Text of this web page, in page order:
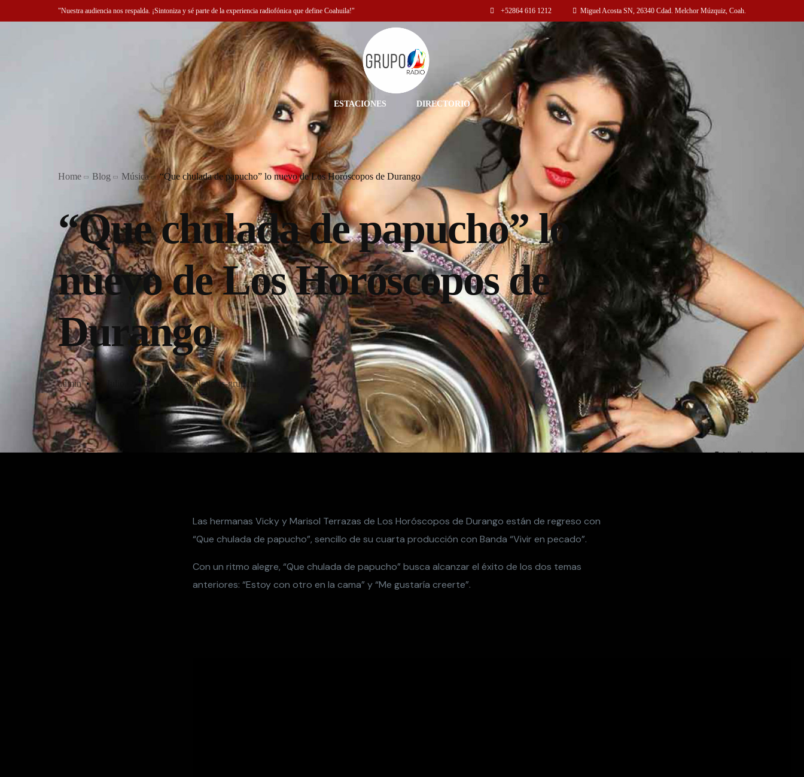
"Nuestra audiencia nos respalda. ¡Sintoniza y sé parte de la experiencia radiofónica que define Coahuila!" +52864 616 1212 Miguel Acosta SN, 26340 Cdad. Melchor Múzquiz, Coah.
ESTACIONES DIRECTORIO
Home Blog Música “Que chulada de papucho” lo nuevo de Los Horóscopos de Durango
“Que chulada de papucho” lo
nuevo de Los Horóscopos de
Durango
admin 27 Julio, 2016 Música,Noticias-gruperas
Las hermanas Vicky y Marisol Terrazas de Los Horóscopos de Durango están de regreso con
“Que chulada de papucho”, sencillo de su cuarta producción con Banda “Vivir en pecado”.
Con un ritmo alegre, “Que chulada de papucho” busca alcanzar el éxito de los dos temas
anteriores: “Estoy con otro en la cama” y “Me gustaría creerte”.